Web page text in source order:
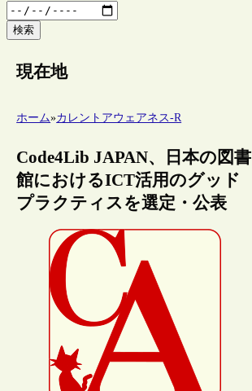
検索
現在地
ホーム»カレントアウェアネス-R
Code4Lib JAPAN、日本の図書
館におけるICT活用のグッド
プラクティスを選定・公表